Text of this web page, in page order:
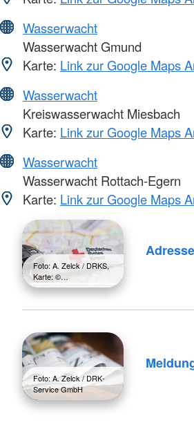
Wasserwacht
Wasserwacht Gmund
Karte: Link zur Google Maps
Wasserwacht
Kreiswasserwacht Miesbach
Karte: Link zur Google Maps
Wasserwacht
Wasserwacht Rottach-Egern
Karte: Link zur Google Maps
Foto: A. Zelck / DRKS,
Karte: ©…
Foto: A. Zelck / DRK-
Service GmbH